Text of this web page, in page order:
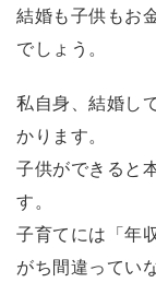
結婚も子供もお
でしょう。
私自身、結婚し
かります。
子供ができると
す。
子育てには「年
がち間違ってい